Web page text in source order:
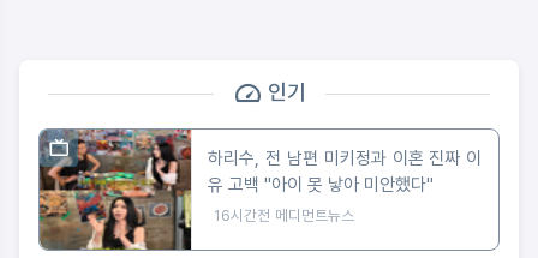
인기
하리수, 전 남편 미키정과 이혼 진짜 이
유 고백 "아이 못 낳아 미안했다"
16시간전 메디먼트뉴스